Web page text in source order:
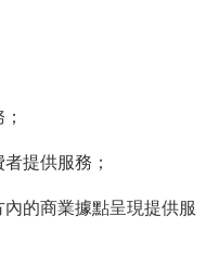
提供服務；
內的商業據點呈現提供服